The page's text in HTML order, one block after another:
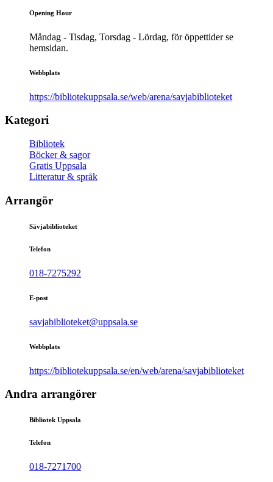
Opening Hour
Måndag - Tisdag, Torsdag - Lördag, för öppettider se
hemsidan.
Webbplats
https://bibliotekuppsala.se/web/arena/savjabiblioteket
Kategori
Bibliotek
Böcker & sagor
Gratis Uppsala
Litteratur & språk
Arrangör
Sävjabiblioteket
Telefon
018-7275292
E-post
savjabiblioteket@uppsala.se
Webbplats
https://bibliotekuppsala.se/en/web/arena/savjabiblioteket
Andra arrangörer
Bibliotek Uppsala
Telefon
018-7271700